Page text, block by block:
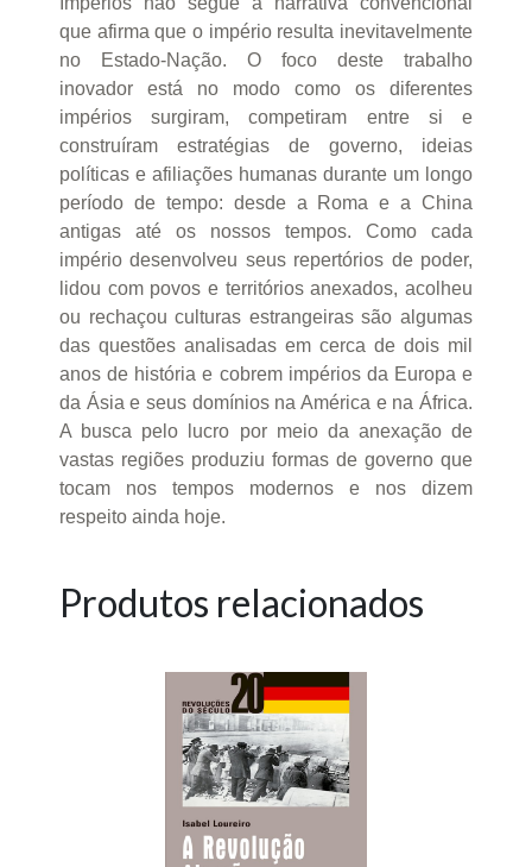
que afirma que o império resulta inevitavelmente
no Estado-Nação. O foco deste trabalho
inovador está no modo como os diferentes
impérios surgiram, competiram entre si e
construíram estratégias de governo, ideias
políticas e afiliações humanas durante um longo
período de tempo: desde a Roma e a China
antigas até os nossos tempos. Como cada
império desenvolveu seus repertórios de poder,
lidou com povos e territórios anexados, acolheu
ou rechaçou culturas estrangeiras são algumas
das questões analisadas em cerca de dois mil
anos de história e cobrem impérios da Europa e
da Ásia e seus domínios na América e na África.
A busca pelo lucro por meio da anexação de
vastas regiões produziu formas de governo que
tocam nos tempos modernos e nos dizem
respeito ainda hoje.
Produtos relacionados